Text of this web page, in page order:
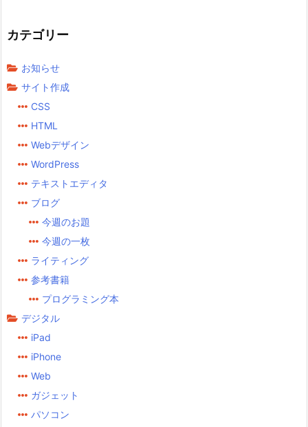
カテゴリー
お知らせ
サイト作成
CSS
HTML
Webデザイン
WordPress
テキストエディタ
ブログ
今週のお題
今週の一枚
ライティング
参考書籍
プログラミング本
デジタル
iPad
iPhone
Web
ガジェット
パソコン